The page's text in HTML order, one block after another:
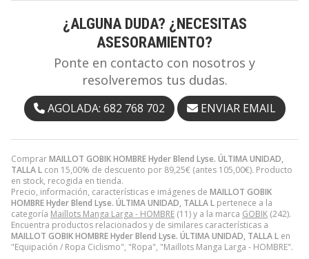
ComprarMAILLOT GOBIK HOMBRE Hyder Blend Lyse. ÚLTIMA UNIDAD,
TALLA L con 15,00% de descuento por 89,25€ (antes 105,00€). Producto
en stock, recogida en tienda.
Precio, información, características e imágenes de MAILLOT GOBIK
HOMBRE Hyder Blend Lyse. ÚLTIMA UNIDAD, TALLA L pertenece a la
categoría Maillots Manga Larga - HOMBRE (11) y a la marca GOBIK (242).
Encuentra productos relacionados y de similares características a
MAILLOT GOBIK HOMBRE Hyder Blend Lyse. ÚLTIMA UNIDAD, TALLA L en
"Equipación / Ropa Ciclismo", "Ropa", "Maillots Manga Larga - HOMBRE".
¿ALGUNA DUDA? ¿NECESITAS
ASESORAMIENTO?
Ponte en contacto con nosotros y
resolveremos tus dudas.
AGOLADA: 682 768 702 ENVIAR EMAIL